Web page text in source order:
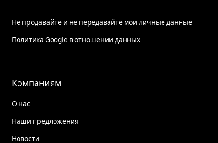
Не продавайте и не передавайте мои личные данные
Политика Google в отношении данных
Компаниям
О нас
Наши предложения
Новости